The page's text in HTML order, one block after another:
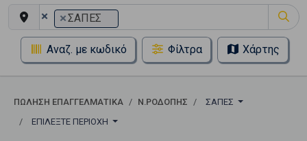
× ×ΣΑΠΕΣ
Αναζ. με κωδικό Φίλτρα Χάρτης
ΠΏΛΗΣΗ ΕΠΑΓΓΕΛΜΑΤΙΚΆ Ν.ΡΟΔΟΠΗΣ
ΣΑΠΕΣ
ΕΠΙΛΈΞΤΕ ΠΕΡΙΟΧΉ